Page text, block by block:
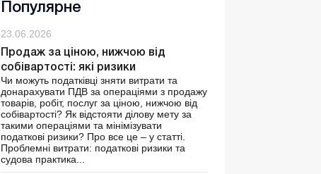
Популярне
23.06.2026
Продаж за ціною, нижчою від
собівартості: які ризики
Чи можуть податківці зняти витрати та
донарахувати ПДВ за операціями з продажу
товарів, робіт, послуг за ціною, нижчою від
собівартості? Як відстояти ділову мету за
такими операціями та мінімізувати
податкові ризики? Про все це – у статті.
Проблемні витрати: податкові ризики та
судова практика...